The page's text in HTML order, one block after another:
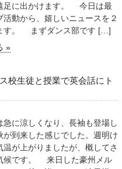
足に出かけます。 今日は最
活動から、嬉しいニュースを２
す。 まずダンス部です […]
»
校生徒と授業で英会話にト
に涼しくなり、長袖も登場し
が到来した感じでした。週明け
温が上がりましたが、概してさ
候です。 来日した豪州メル